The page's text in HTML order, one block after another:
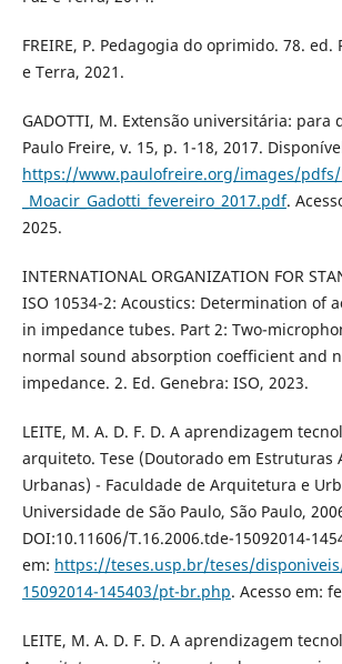
FREIRE, P. Pedagogia do oprimido. 78. ed.
e Terra, 2021.
GADOTTI, M. Extensão universitária: para
Paulo Freire, v. 15, p. 1-18, 2017.
https://www.paulofreire.org/images/pdfs/
_Moacir_Gadotti_fevereiro_2017.pdf.
2025.
INTERNATIONAL ORGANIZATION FOR
ISO 10534-2: Acoustics: Determination of
in impedance tubes. Part 2: Two-
normal sound absorption coefficient and
impedance. 2. Ed. Genebra: ISO, 2023.
LEITE, M. A. D. F. D. A aprendizagem
arquiteto. Tese (Doutorado em Estruturas
Urbanas) - Faculdade de Arquitetura e
Universidade de São Paulo, São Paulo,
DOI:10.11606/T.16.2006.tde-15092014-
em: https://teses.usp.br/teses/
15092014-145403/pt-br.php. Acesso em:
LEITE, M. A. D. F. D. A aprendizagem